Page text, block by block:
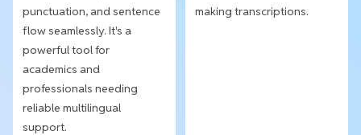
punctuation, and sentence
flow seamlessly. It's a
powerful tool for
academics and
professionals needing
reliable multilingual
support.
making transcriptions.